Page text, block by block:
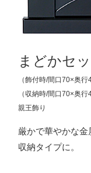
まどかセッ
（飾付時/間口70×奥行
（収納時/間口70×奥行
親王飾り
厳かで華やかな
収納タイプに。